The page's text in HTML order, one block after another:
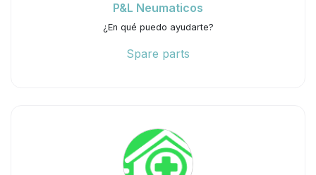
P&L Neumaticos
¿En qué puedo ayudarte?
Spare parts